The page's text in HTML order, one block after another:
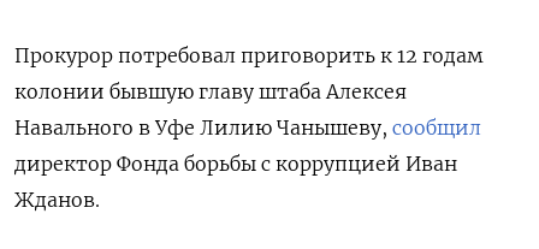
Прокурор потребовал приговорить к 12 годам
колонии бывшую главу штаба Алексея
Навального в Уфе Лилию Чанышеву, сообщил
директор Фонда борьбы с коррупцией Иван
Жданов.